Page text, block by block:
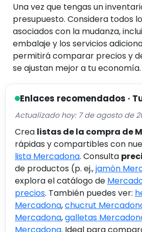
Una vez que tengas un
presupuesto. Considera todos
asociados con la mudanza,
embalaje y los servicios
permitirá comparar precios y
se ajustan mejor a tu economía.
Enlaces recomendados ·
Actualizado hoy: 7 de agosto de
Crea listas de la compra de
rápidas y compartibles con
lista Mercadona. Consulta
de productos (p. ej.,jamón
explora el catálogo de
precios. También puedes ver:
Mercadona,chucrut
Mercadona,galletas
Mercadona. Ideal para